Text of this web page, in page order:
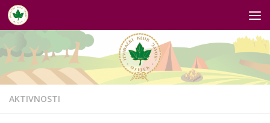
Skip to content
AKTIVNOSTI